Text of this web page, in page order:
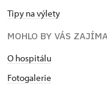
Tipy na výlety
MOHLO BY VÁS
O hospitálu
Fotogalerie